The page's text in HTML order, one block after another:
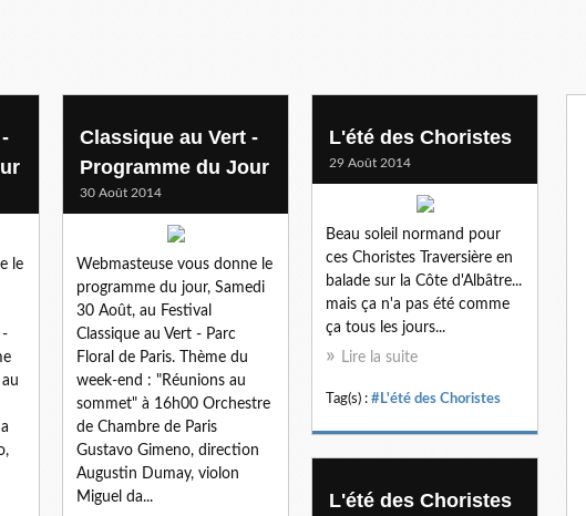
le
-
Classique au Vert -
Programme du Jour
30 Août 2014
Webmasteuse vous donne le
programme du jour, Samedi
30 Août, au Festival
Classique au Vert - Parc
Floral de Paris. Thème du
week-end : "Réunions au
sommet" à 16h00 Orchestre
de Chambre de Paris
Gustavo Gimeno, direction
Augustin Dumay, violon
Miguel da...
L'été des Choristes
29 Août 2014
Beau soleil normand pour
ces Choristes Traversière en
balade sur la Côte d'Albâtre...
mais ça n'a pas été comme
ça tous les jours...
Lire la suite
Tag(s) : #L'été des Choristes
L'été des Choristes